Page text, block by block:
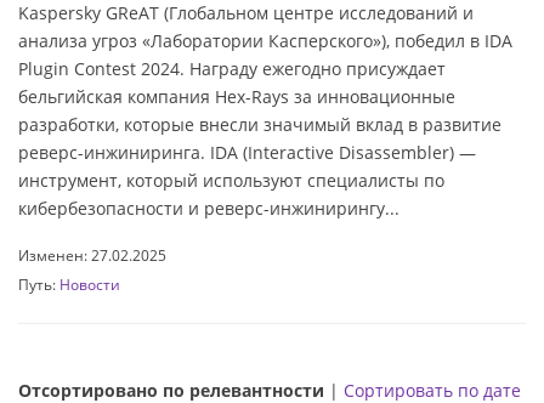
Kaspersky GReAT (Глобальном центре исследований и
анализа угроз «Лаборатории Касперского»), победил в IDA
Plugin Contest 2024. Награду ежегодно присуждает
бельгийская компания Hex-Rays за инновационные
разработки, которые внесли значимый вклад в развитие
реверс-инжиниринга. IDA (Interactive Disassembler) —
инструмент, который используют специалисты по
кибербезопасности и реверс-инжинирингу...
Изменен: 27.02.2025
Путь: Новости
Отсортировано по релевантности | Сортировать по дате